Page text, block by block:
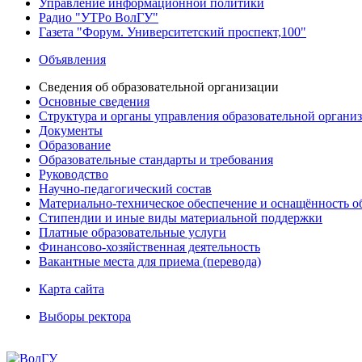
Управление информационной политики
Радио "УТРо ВолГУ"
Газета "Форум. Университетский проспект,100"
Объявления
Сведения об образовательной организации
Основные сведения
Структура и органы управления образовательной
Документы
Образование
Образовательные стандарты и требования
Руководство
Научно-педагогический состав
Материально-техническое обеспечение и оснащённость
Стипендии и иные виды материальной поддержки
Платные образовательные услуги
Финансово-хозяйственная деятельность
Вакантные места для приема (перевода)
Карта сайта
Выборы ректора